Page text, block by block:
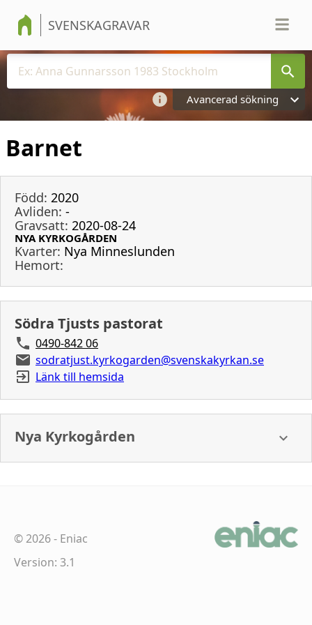
SVENSKAGRAVAR
Avancerad sökning
Barnet
Född: 2020
Avliden: -
Gravsatt: 2020-08-24
NYA KYRKOGÅRDEN
Kvarter: Nya Minneslunden
Hemort:
Södra Tjusts pastorat
0490-842 06
sodratjust.kyrkogarden@svenskakyrkan.se
Länk till hemsida
Nya Kyrkogården
©2026- Eniac
Version: 3.1